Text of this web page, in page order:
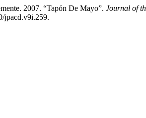
2007. “Tapón De Mayo”. Journal of
jpacd.v9i.259.